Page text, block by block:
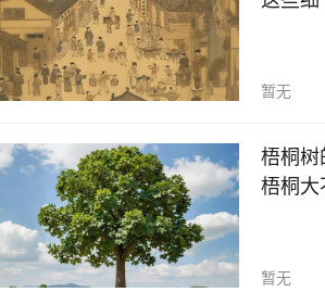
暂无
梧桐树
梧桐大
暂无